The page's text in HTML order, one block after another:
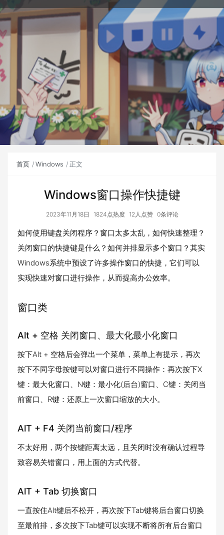
首页 Windows 正文
Windows窗口操作快捷键
2023年11月18日 1824点热度 12人点赞 0条评论
如何使用键盘关闭程序？窗口太多太乱，如何快速整理？
关闭窗口的快捷键是什么？如何并排显示多个窗口？其实
Windows系统中预设了许多操作窗口的快捷，它们可以
实现快速对窗口进行操作，从而提高办公效率。
窗口类
Alt + 空格 关闭窗口、最大化最小化窗口
按下Alt + 空格后会弹出一个菜单，菜单上有提示，再次
按下不同字母按键可以对窗口进行不同操作：再次按下X
键：最大化窗口、N键：最小化(后台)窗口、C键：关闭当
前窗口、R键：还原上一次窗口缩放的大小。
AlT + F4 关闭当前窗口/程序
不太好用，两个按键距离太远，且关闭时没有确认过程导
致容易关错窗口，用上面的方式代替。
AlT + Tab 切换窗口
一直按住Alt键后不松开，再次按下Tab键将后台窗口切换
至最前排，多次按下Tab键可以实现不断将所有后台窗口